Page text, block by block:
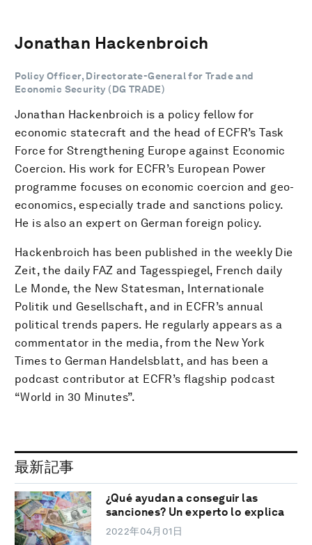
Jonathan Hackenbroich
Policy Officer, Directorate-General for Trade and
Economic Security (DG TRADE)
Jonathan Hackenbroich is a policy fellow for
economic statecraft and the head of ECFR’s Task
Force for Strengthening Europe against Economic
Coercion. His work for ECFR’s European Power
programme focuses on economic coercion and geo-
economics, especially trade and sanctions policy.
He is also an expert on German foreign policy.
Hackenbroich has been published in the weekly Die
Zeit, the daily FAZ and Tagesspiegel, French daily
Le Monde, the New Statesman, Internationale
Politik und Gesellschaft, and in ECFR’s annual
political trends papers. He regularly appears as a
commentator in the media, from the New York
Times to German Handelsblatt, and has been a
podcast contributor at ECFR’s flagship podcast
“World in 30 Minutes”.
最新記事
¿Qué ayudan a conseguir las
sanciones? Un experto lo explica
2022年04月01日